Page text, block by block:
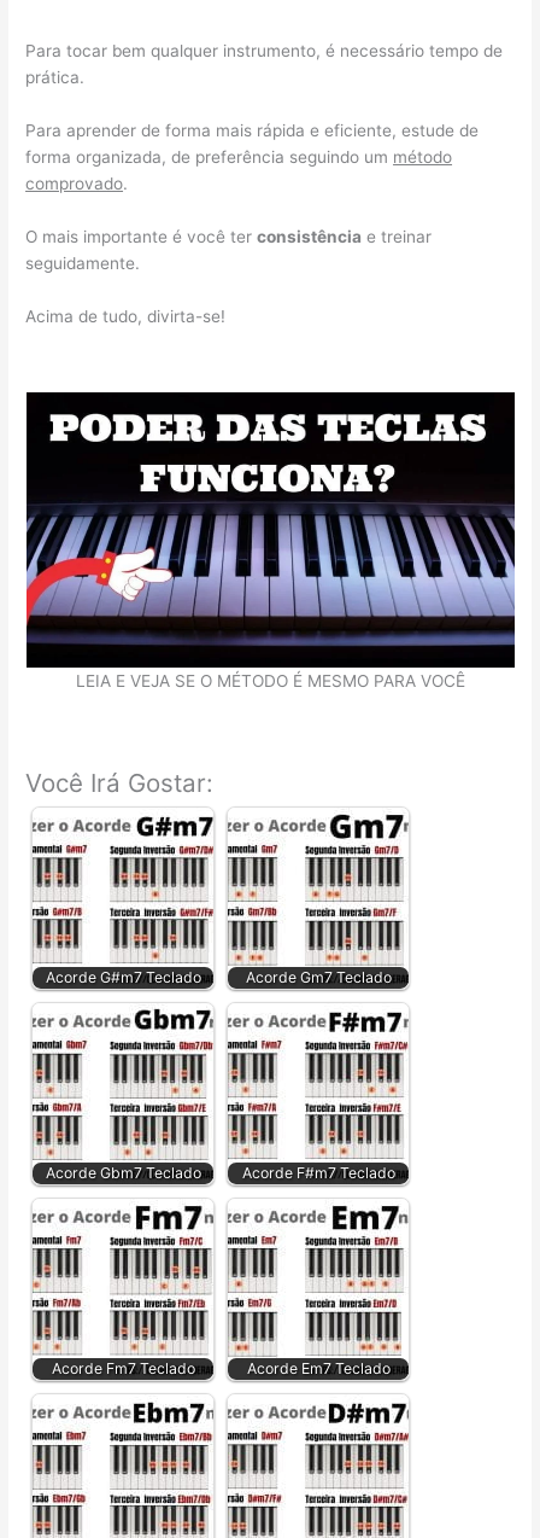
Para tocar bem qualquer instrumento, é necessário tempo de
prática.
Para aprender de forma mais rápida e eficiente, estude de
forma organizada, de preferência seguindo um método
comprovado.
O mais importante é você terconsistência e treinar
seguidamente.
Acima de tudo, divirta-se!
LEIA E VEJA SE O MÉTODO É MESMO PARA VOCÊ
Você Irá Gostar:
Acorde G#m7 Teclado Acorde Gm7 Teclado
Acorde Gbm7 Teclado Acorde F#m7 Teclado
Acorde Fm7 Teclado Acorde Em7 Teclado